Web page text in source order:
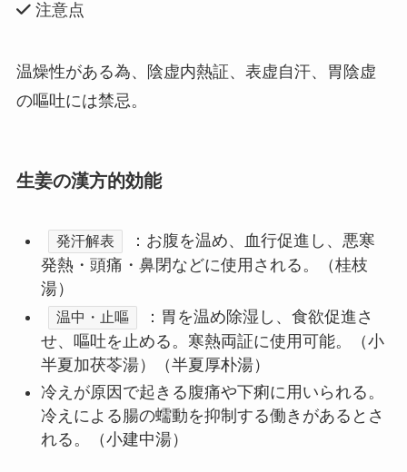
注意点
温燥性がある為、陰虚内熱証、表虚自汗、胃陰虚
の嘔吐には禁忌。
生姜の漢方的効能
発汗解表
：お腹を温め、血行促進し、悪寒
発熱・頭痛・鼻閉などに使用される。（桂枝
湯）
温中・止嘔
：胃を温め除湿し、食欲促進さ
せ、嘔吐を止める。寒熱両証に使用可能。（小
半夏加茯苓湯）（半夏厚朴湯）
冷えが原因で起きる腹痛や下痢に用いられる。
冷えによる腸の蠕動を抑制する働きがあるとさ
れる。（小建中湯）